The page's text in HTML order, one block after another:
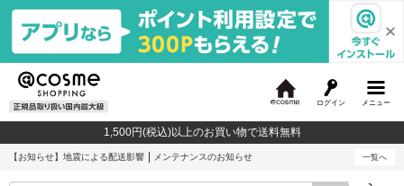
メニュー
ログイン
c
o
1,500円(税込)以上のお買い物で送料無料
【お知らせ】 地震による配送影響 メンテナンスのお知らせ 一覧へ